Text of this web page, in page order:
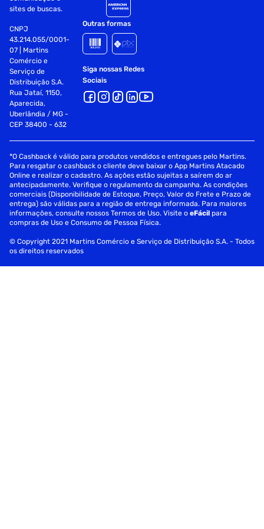
sites de buscas.
CNPJ
43.214.055/0001-
07 | Martins
Comércio e
Serviço de
Distribuição S.A.
Rua Jataí, 1150,
Aparecida,
Uberlândia / MG -
CEP 38400 - 632
Outras formas
Siga nossas Redes
Sociais
*O Cashback é válido para produtos vendidos e entregues pelo Martins.
Para resgatar o cashback o cliente deve baixar o App Martins Atacado
Online e realizar o cadastro. As ações estão sujeitas a saírem do ar
antecipadamente. Verifique o regulamento da campanha. As condições
comerciais (Disponibilidade de Estoque, Preço, Valor do Frete e Prazo de
entrega) são válidas para a região de entrega informada. Para maiores
informações, consulte nossos Termos de Uso. Visite oeFácil para
compras de Uso e Consumo de Pessoa Física.
© Copyright 2021 Martins Comércio e Serviço de Distribuição S.A. - Todos
os direitos reservados